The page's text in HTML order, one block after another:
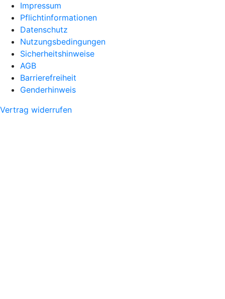
Impressum
Pflichtinformationen
Datenschutz
Nutzungsbedingungen
Sicherheitshinweise
AGB
Barrierefreiheit
Genderhinweis
Vertrag widerrufen